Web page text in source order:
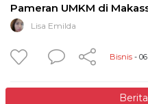
Pameran UMKM di
Lisa Emilda
Bisnis -